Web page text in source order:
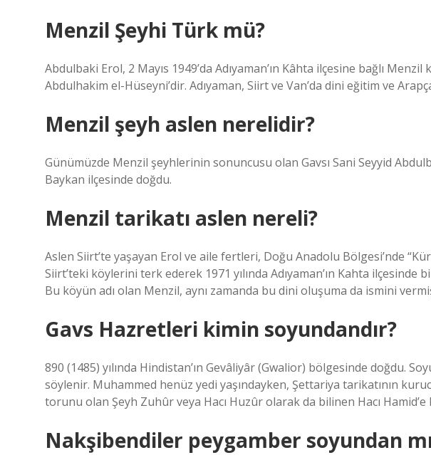
Menzil Şeyhi Türk mü?
Abdulbaki Erol, 2 Mayıs 1949’da Adıyaman’ın Kâhta ilçesine bağlı
Abdulhakim el-Hüseyni’dir. Adıyaman, Siirt ve Van’da dini eğitim ve
Menzil şeyh aslen nerelidir?
Günümüzde Menzil şeyhlerinin sonuncusu olan Gavsı Sani Seyyid
Baykan ilçesinde doğdu.
Menzil tarikatı aslen nereli?
Aslen Siirt’te yaşayan Erol ve aile fertleri, Doğu Anadolu Bölgesi’nde
Siirt’teki köylerini terk ederek 1971 yılında Adıyaman’ın Kahta
Bu köyün adı olan Menzil, aynı zamanda bu dini oluşuma da ismini
Gavs Hazretleri kimin soyundandır?
890 (1485) yılında Hindistan’ın Gevâliyâr (Gwalior) bölgesinde doğdu.
söylenir. Muhammed henüz yedi yaşındayken, Şettariya tarikatının
torunu olan Şeyh Zuhûr veya Hacı Huzûr olarak da bilinen Hacı Hamid’e
Nakşibendiler peygamber soyundan